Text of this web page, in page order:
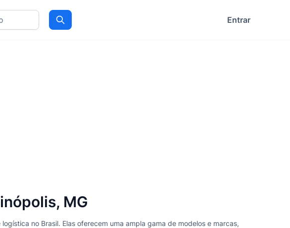
Procurar Entrar
MG
no Brasil. Elas oferecem uma ampla gama de modelos e marcas,